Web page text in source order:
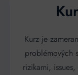
Kurz je
problémových
rizikami,